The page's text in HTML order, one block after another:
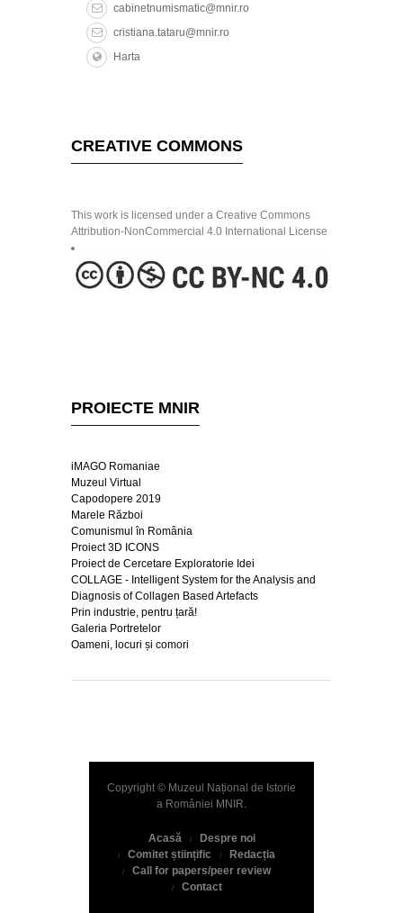
cabinetnumismatic@mnir.ro
cristiana.tataru@mnir.ro
Harta
CREATIVE COMMONS
This work is licensed under a Creative Commons
Attribution-NonCommercial 4.0 International License
PROIECTE MNIR
iMAGO Romaniae
Muzeul Virtual
Capodopere 2019
Marele Război
Comunismul în România
Proiect 3D ICONS
Proiect de Cercetare Exploratorie Idei
COLLAGE - Intelligent System for the Analysis and
Diagnosis of Collagen Based Artefacts
Prin industrie, pentru țară!
Galeria Portretelor
Oameni, locuri și comori
Copyright © Muzeul Național de Istorie
a României MNIR.
Acasă
Despre noi
Comitet științific
Redacția
Call for papers/peer review
Contact